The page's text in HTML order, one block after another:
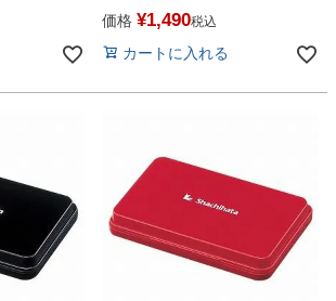
価格 ¥1,490税込
カートに入れる